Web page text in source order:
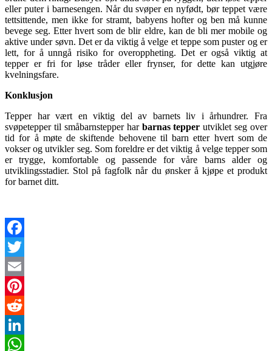
eller puter i barnesengen. Når du svøper en nyfødt, bør teppet være
tettsittende, men ikke for stramt, babyens hofter og ben må kunne
bevege seg. Etter hvert som de blir eldre, kan de bli mer mobile og
aktive under søvn. Det er da viktig å velge et teppe som puster og er
lett, for å unngå risiko for overoppheting. Det er også viktig at
tepper er fri for løse tråder eller frynser, for dette kan utgjøre
kvelningsfare.
Konklusjon
Tepper har vært en viktig del av barnets liv i århundrer. Fra
svøpetepper til småbarnstepper har barnas tepper utviklet seg over
tid for å møte de skiftende behovene til barn etter hvert som de
vokser og utvikler seg. Som foreldre er det viktig å velge tepper som
er trygge, komfortable og passende for våre barns alder og
utviklingsstadier. Stol på fagfolk når du ønsker å kjøpe et produkt
for barnet ditt.
Facebook
Twitter
Email
Pinterest
Reddit
LinkedIn